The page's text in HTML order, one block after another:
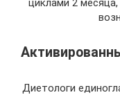
Диетологи